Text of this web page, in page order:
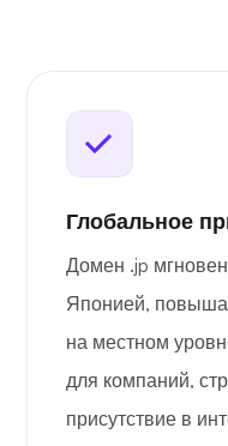
Глобальное
Домен .jp
Японией,
на местном
для компаний,
присутствие в